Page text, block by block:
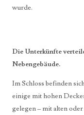
wurde.
Die Unterkünfte
Nebengebäude.
Im Schloss befinden
einige mit hohen
gelegen – mit alten